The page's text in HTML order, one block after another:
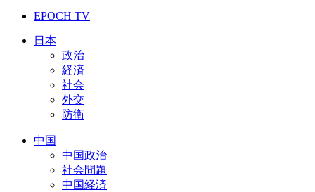
EPOCH TV
日本
政治
経済
社会
外交
防衛
中国
中国政治
社会問題
中国経済